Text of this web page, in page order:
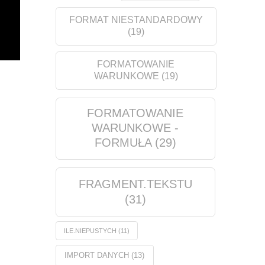
FORMAT NIESTANDARDOWY
(19)
FORMATOWANIE
WARUNKOWE (19)
FORMATOWANIE
WARUNKOWE -
FORMUŁA(29)
FRAGMENT.TEKSTU
(31)
ILE.NIEPUSTYCH (11)
IMPORT DANYCH (13)